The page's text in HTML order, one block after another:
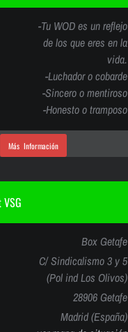
-Tu WOD es un reflejo
de los que eres en la
vida.
-Luchador o cobarde
-Sincero o mentiroso
-Honesto o tramposo
Más Información
Box Getafe
C/ Sindicalismo 3 y 5
(Pol ind Los Olivos)
28906 Getafe
Madrid (España)